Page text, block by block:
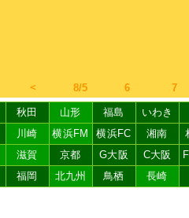
＜ 8/5 6 7
秋田 山形 福島
いわき
川崎 横浜FM 横浜FC 湘南
滋賀 京都 G大阪 C大阪
福岡 北九州 鳥栖 長崎